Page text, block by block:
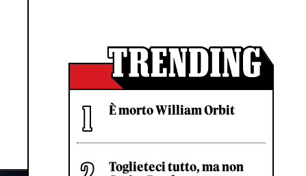
È morto William Orbit
Toglieteci tutto, ma non